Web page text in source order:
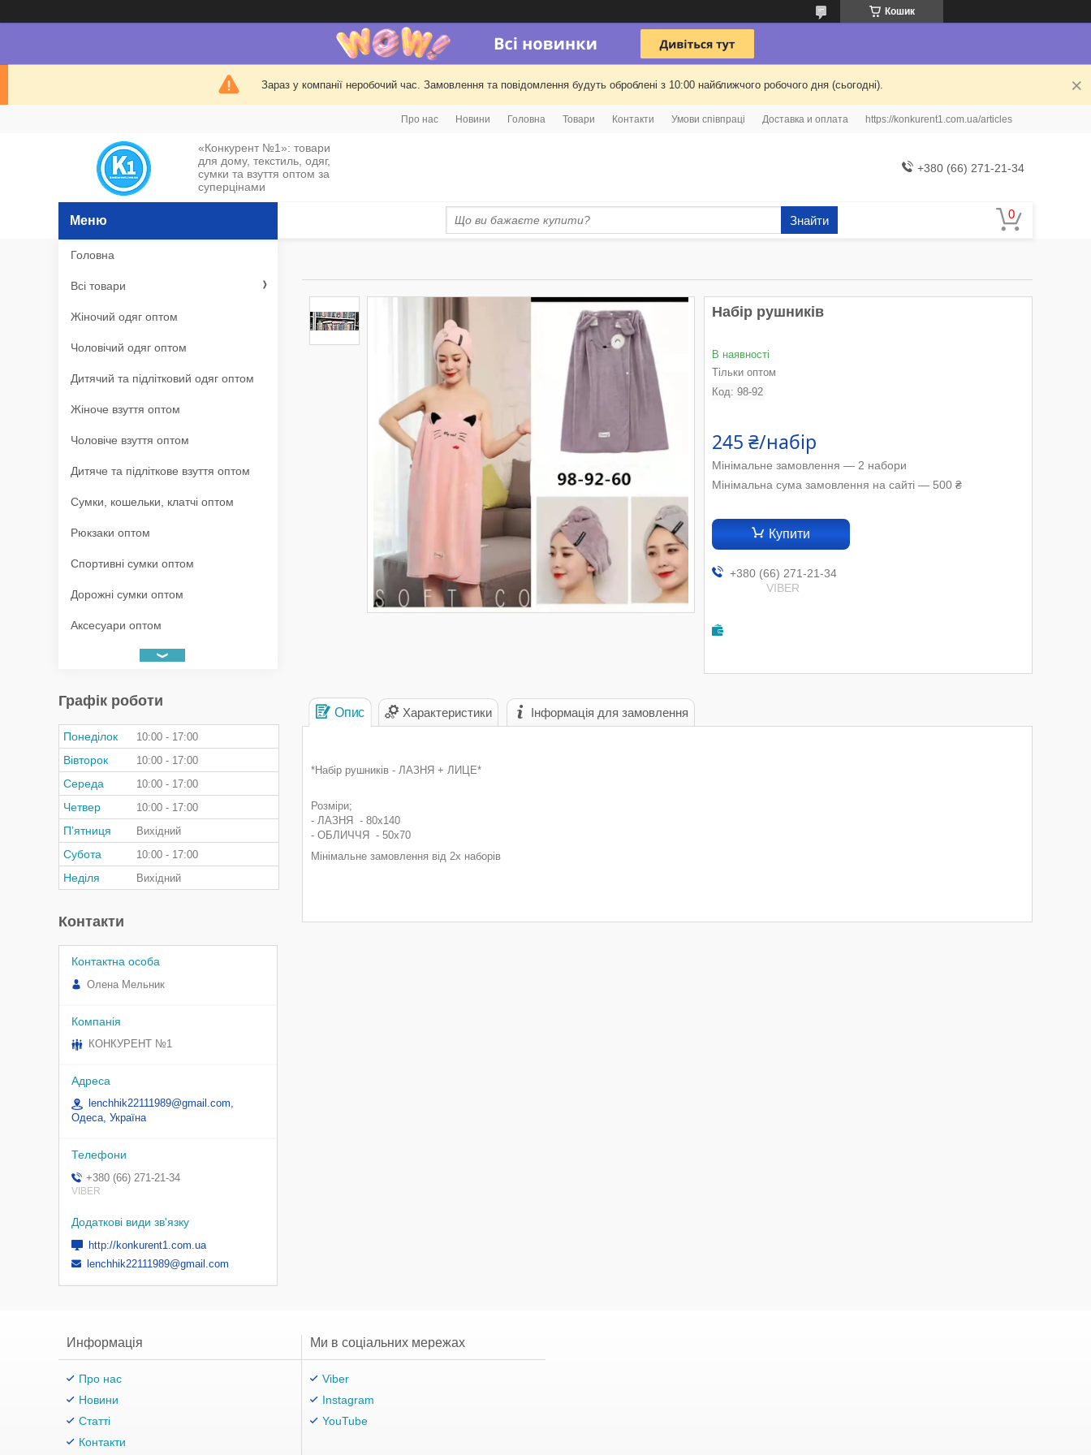
Кошик
Зараз у компанії неробочий час. Замовлення та повідомлення будуть оброблені з 10:00 найближчого робочого дня (сьогодні).
Про нас Новини Головна Товари Контакти Умови співпраці Доставка и оплата https://konkurent1.com.ua/articles
«Конкурент №1»: товари
для дому, текстиль, одяг,
сумки та взуття оптом за
суперцінами
+380 (66) 271-21-34
Знайти
Набір рушників
В наявності
Тільки оптом
Код: 98-92
245 ₴/набір
Мінімальне замовлення — 2 набори
Мінімальна сума замовлення на сайті — 500 ₴
Купити
+380 (66) 271-21-34
VIBER
Опис Характеристики Інформація для замовлення
*Набір рушників - ЛАЗНЯ + ЛИЦЕ*
Розміри;
- ЛАЗНЯ - 80х140
- ОБЛИЧЧЯ - 50х70
Мінімальне замовлення від 2х наборів
Головна
Всі товари
Жіночий одяг оптом
Чоловічий одяг оптом
Дитячий та підлітковий одяг оптом
Жіноче взуття оптом
Чоловіче взуття оптом
Дитяче та підліткове взуття оптом
Сумки, кошельки, клатчі оптом
Рюкзаки оптом
Спортивні сумки оптом
Дорожні сумки оптом
Аксесуари оптом
Графік роботи
Понеділок 10:00 17:00
Вівторок 10:00 17:00
Середа 10:00 17:00
Четвер 10:00 17:00
Пʼятниця Вихідний
Субота 10:00 17:00
Неділя Вихідний
Контакти
Олена Мельник
КОНКУРЕНТ №1
lenchhik22111989@gmail.com,
Одеса, Україна
+380 (66) 271-21-34
VIBER
http://konkurent1.com.ua
lenchhik22111989@gmail.com
Информація
Про нас
Новини
Статті
Контакти
Ми в соціальних мережах
Viber
Instagram
YouTube